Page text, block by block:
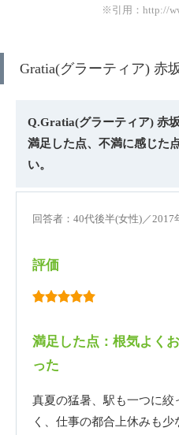
※引用：http://
Gratia(グラーティア) 赤
Q.Gratia(グラーティア) 赤
満足した点、不満に感じた
い。
回答者：40代後半(女性)／
評価
満足した点：根気よく
った
真夏の猛暑、駅も一つに絞
く、仕事の都合上休みも